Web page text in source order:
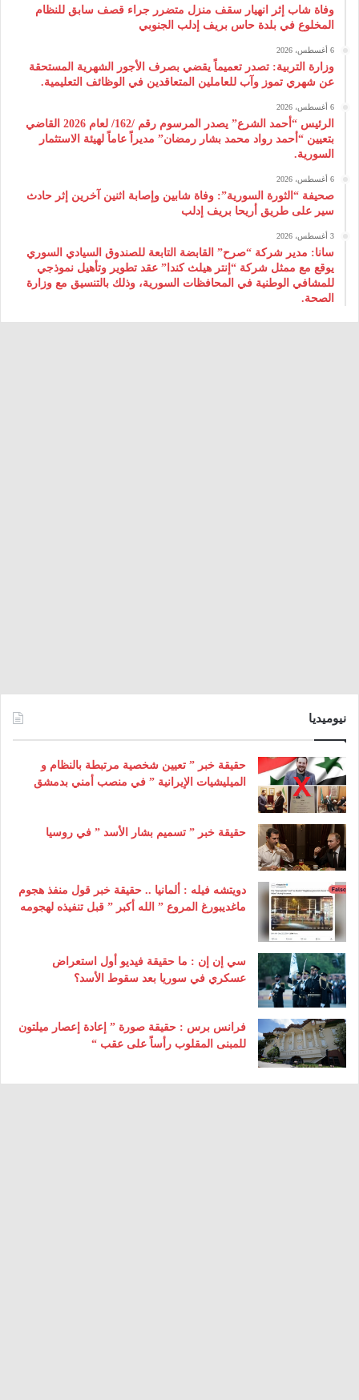
وفاة شاب إثر انهيار سقف منزل متضرر جراء قصف سابق للنظام
المخلوع في بلدة حاس بريف إدلب الجنوبي
6 أغسطس، 2026
وزارة التربية: تصدر تعميماً يقضي بصرف الأجور الشهرية المستحقة
عن شهري تموز وآب للعاملين المتعاقدين في الوظائف التعليمية.
6 أغسطس، 2026
الرئيس “أحمد الشرع” يصدر المرسوم رقم /162/ لعام 2026 ‌القاضي
بتعيين “أحمد رواد محمد بشار رمضان” مديراً عاماً لهيئة ‌الاستثمار
السورية.
6 أغسطس، 2026
صحيفة “الثورة السورية”: وفاة شابين وإصابة اثنين آخرين إثر حادث
سير على طريق أريحا بريف إدلب
3 أغسطس، 2026
سانا: مدير شركة “صرح” القابضة التابعة للصندوق السيادي السوري
يوقع مع ممثل شركة “إنتر هيلث كندا” عقد تطوير وتأهيل نموذجي
للمشافي الوطنية في المحافظات السورية، وذلك بالتنسيق مع وزارة
الصحة.
نيوميديا
حقيقة خبر ” تعيين شخصية مرتبطة بالنظام و
الميليشيات الإيرانية ” في منصب أمني بدمشق
حقيقة خبر ” تسميم بشار الأسد ” في روسيا
دويتشه فيله : ألمانيا .. حقيقة خبر قول منفذ هجوم
ماغديبورغ المروع ” الله أكبر ” قبل تنفيذه لهجومه
سي إن إن : ما حقيقة فيديو أول استعراض
عسكري في سوريا بعد سقوط الأسد؟
فرانس برس : حقيقة صورة ” إعادة إعصار ميلتون
للمبنى المقلوب رأساً على عقب “